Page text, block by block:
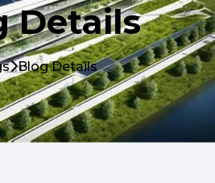
Details
Blog Details